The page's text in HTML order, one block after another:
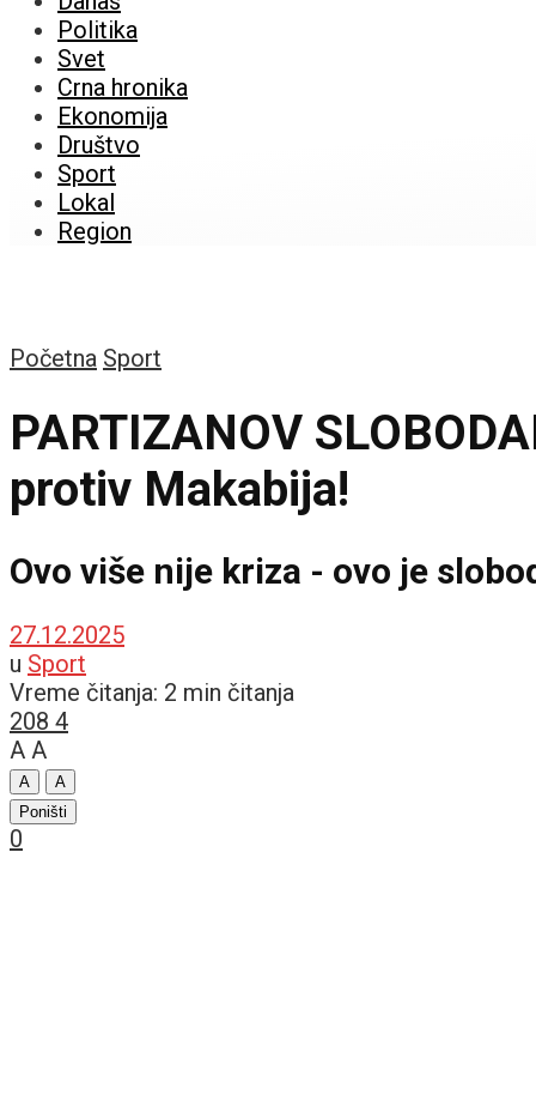
Politika
Svet
Crna hronika
Ekonomija
Društvo
Sport
Lokal
Region
Početna Sport
PARTIZANOV
protiv Makabija!
Ovo više nije kriza - ovo je
27.12.2025
u Sport
Vreme čitanja: 2 min čitanja
208 4
A A
A
A
Poništi
0